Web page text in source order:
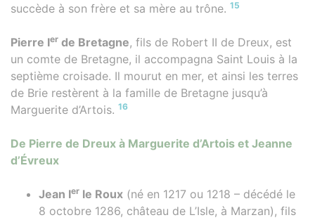
succède à son frère et sa mère au trône. 15
Pierre Ier de Bretagne, fils de Robert II de Dreux, est
un comte de Bretagne, il accompagna Saint Louis à la
septième croisade. Il mourut en mer, et ainsi les terres
de Brie restèrent à la famille de Bretagne jusqu’à
Marguerite d’Artois. 16
De Pierre de Dreux à Marguerite d’Artois et Jeanne
d’Évreux
Jean Ier le Roux (né en 1217 ou 1218 – décédé le
8 octobre 1286, château de L’Isle, à Marzan), fils